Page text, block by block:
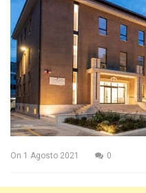
On 1 Agosto 2021 0